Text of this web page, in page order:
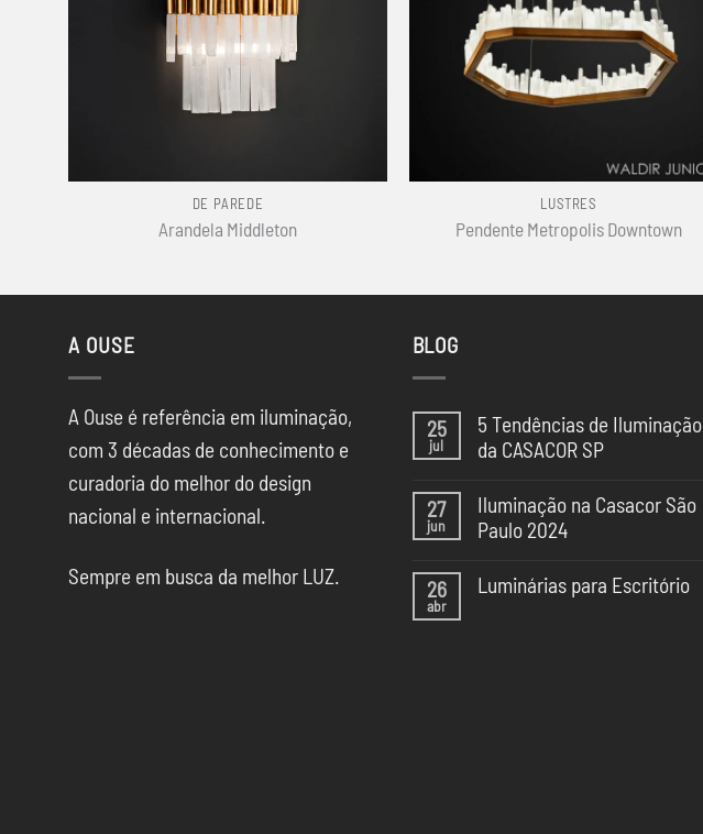
DE PAREDE
Arandela Middleton
LUSTRES
Pendente Metropolis Downtown
A OUSE
A Ouse é referência em iluminação,
com 3 décadas de conhecimento e
curadoria do melhor do design
nacional e internacional.
Sempre em busca da melhor LUZ.
BLOG
25
jul
5 Tendências de Iluminação
da CASACOR SP
comentário
em
5
Iluminação
da
27
jun
Iluminação na Casacor São
Paulo 2024
comentário
em
26
abr
Luminárias para Escritório